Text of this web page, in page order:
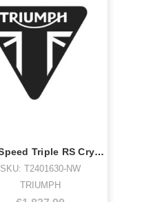
Tank Speed Triple RS Crystal White
SKU: T2401630-NW
TRIUMPH